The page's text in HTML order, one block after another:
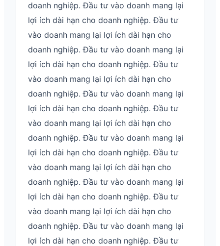
doanh nghiệp. Đầu tư vào doanh mang lại
lợi ích dài hạn cho doanh nghiệp. Đầu tư
vào doanh mang lại lợi ích dài hạn cho
doanh nghiệp. Đầu tư vào doanh mang lại
lợi ích dài hạn cho doanh nghiệp. Đầu tư
vào doanh mang lại lợi ích dài hạn cho
doanh nghiệp. Đầu tư vào doanh mang lại
lợi ích dài hạn cho doanh nghiệp. Đầu tư
vào doanh mang lại lợi ích dài hạn cho
doanh nghiệp. Đầu tư vào doanh mang lại
lợi ích dài hạn cho doanh nghiệp. Đầu tư
vào doanh mang lại lợi ích dài hạn cho
doanh nghiệp. Đầu tư vào doanh mang lại
lợi ích dài hạn cho doanh nghiệp. Đầu tư
vào doanh mang lại lợi ích dài hạn cho
doanh nghiệp. Đầu tư vào doanh mang lại
lợi ích dài hạn cho doanh nghiệp. Đầu tư